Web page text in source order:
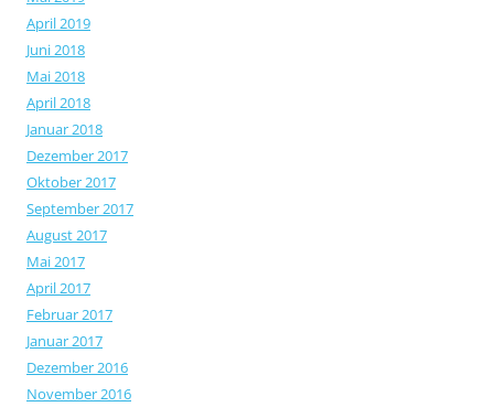
April 2019
Juni 2018
Mai 2018
April 2018
Januar 2018
Dezember 2017
Oktober 2017
September 2017
August 2017
Mai 2017
April 2017
Februar 2017
Januar 2017
Dezember 2016
November 2016